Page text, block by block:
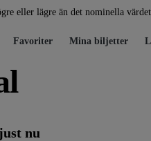
eller lägre än det nominella
Favoriter Mina biljetter
nu